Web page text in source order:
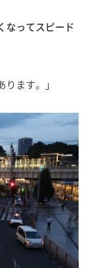
なってスピード
ります。」